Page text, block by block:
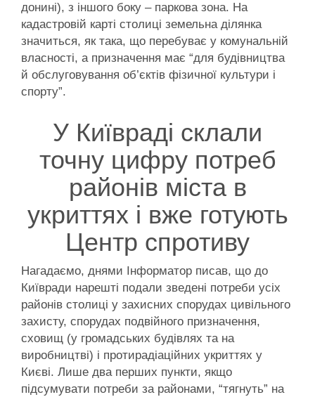
донині), з іншого боку – паркова зона. На
кадастровій карті столиці земельна ділянка
значиться, як така, що перебуває у комунальній
власності, а призначення має “для будівництва
й обслуговування об’єктів фізичної культури і
спорту”.
У Київраді склали
точну цифру потреб
районів міста в
укриттях і вже готують
Центр спротиву
Нагадаємо, днями Інформатор писав, що до
Київради нарешті подали зведені потреби усіх
районів столиці у захисних спорудах цивільного
захисту, спорудах подвійного призначення,
сховищ (у громадських будівлях та на
виробництві) і протирадіаційних укриттях у
Києві. Лише два перших пункти, якщо
підсумувати потреби за районами, “тягнуть” на